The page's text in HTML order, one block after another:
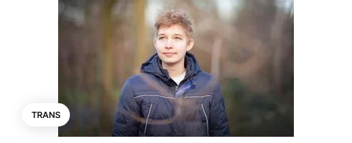
TRANS